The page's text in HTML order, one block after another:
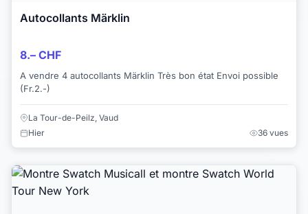
Autocollants Märklin
8.– CHF
A vendre 4 autocollants Märklin Très bon état Envoi possible
(Fr.2.-)
La Tour-de-Peilz, Vaud
Hier
36 vues